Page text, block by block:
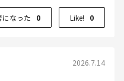
になった 0 Like! 0
2026.7.14